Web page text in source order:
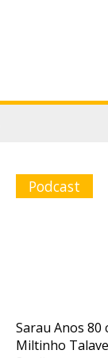
Podcast
Sarau Anos 80
Miltinho